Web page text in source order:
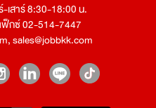
เสาร์ 8:30-18:00 น.
ฟ็กซ์ 02-514-7447
,sales@jobbkk.com